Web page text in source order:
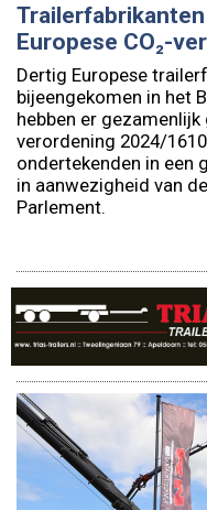
Europese CO₂-
Dertig Europese
bijeengekomen in het
hebben er gezamenlijk
verordening 2024/
ondertekenden in een
in aanwezigheid van
Parlement.